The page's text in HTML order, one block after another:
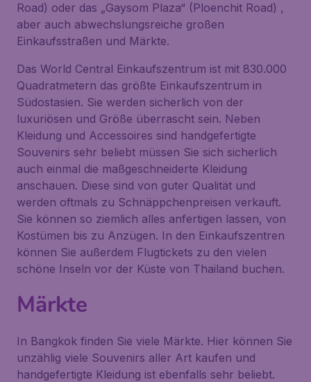
Road) oder das „Gaysom Plaza“ (Ploenchit Road) ,
aber auch abwechslungsreiche großen
Einkaufsstraßen und Märkte.
Das World Central Einkaufszentrum ist mit 830.000
Quadratmetern das größte Einkaufszentrum in
Südostasien. Sie werden sicherlich von der
luxuriösen und Größe überrascht sein. Neben
Kleidung und Accessoires sind handgefertigte
Souvenirs sehr beliebt müssen Sie sich sicherlich
auch einmal die maßgeschneiderte Kleidung
anschauen. Diese sind von guter Qualität und
werden oftmals zu Schnäppchenpreisen verkauft.
Sie können so ziemlich alles anfertigen lassen, von
Kostümen bis zu Anzügen. In den Einkaufszentren
können Sie außerdem Flugtickets zu den vielen
schöne Inseln vor der Küste von Thailand buchen.
Märkte
In Bangkok finden Sie viele Märkte. Hier können Sie
unzählig viele Souvenirs aller Art kaufen und
handgefertigte Kleidung ist ebenfalls sehr beliebt.